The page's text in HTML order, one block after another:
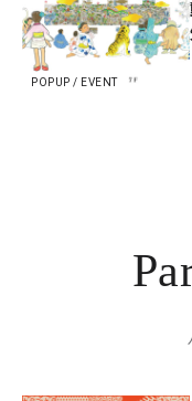
POPUP / EVENT